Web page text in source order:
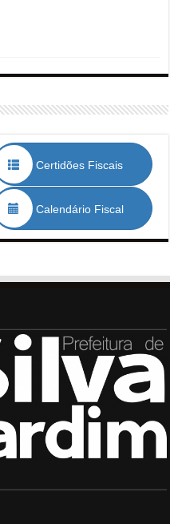
Certidões Fiscais
Calendário Fiscal